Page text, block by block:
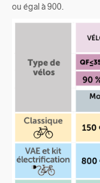
ou égal à 900.